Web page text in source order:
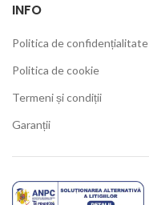
INFO
Politica de confidențialitate
Politica de cookie
Termeni și condiții
Garanții